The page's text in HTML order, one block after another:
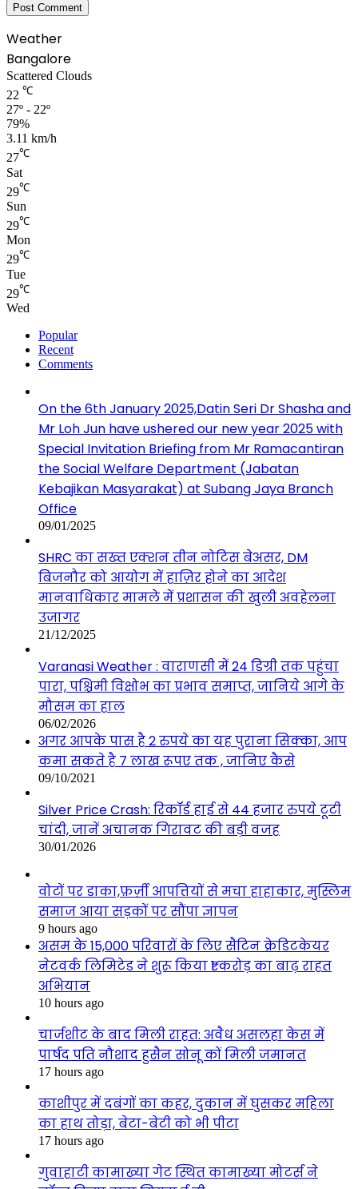
Weather
Bangalore
Scattered Clouds
22 ℃
27º - 22º
79%
3.11 km/h
27℃
Sat
29℃
Sun
29℃
Mon
29℃
Tue
29℃
Wed
Popular
Recent
Comments
On the 6th January 2025,Datin Seri Dr Shasha and
Mr Loh Jun have ushered our new year 2025 with
Special Invitation Briefing from Mr Ramacantiran
the Social Welfare Department (Jabatan
Kebajikan Masyarakat) at Subang Jaya Branch
Office
09/01/2025
SHRC का सख्त एक्शन तीन नोटिस बेअसर, DM
बिजनौर को आयोग में हाज़िर होने का आदेश
मानवाधिकार मामले में प्रशासन की खुली अवहेलना
उजागर
21/12/2025
Varanasi Weather : वाराणसी में 24 डिग्री तक पहुंचा
पारा, पश्चिमी विक्षोभ का प्रभाव समाप्त, जानिये आगे के
मौसम का हाल
06/02/2026
अगर आपके पास है 2 रुपये का यह पुराना सिक्का, आप
कमा सकते है 7 लाख रूपए तक , जानिए कैसे
09/10/2021
Silver Price Crash: रिकॉर्ड हाई से 44 हजार रुपये टूटी
चांदी, जानें अचानक गिरावट की बड़ी वजह
30/01/2026
वोटों पर डाका,फ़र्ज़ी आपत्तियों से मचा हाहाकार, मुस्लिम
समाज आया सड़कों पर सौंपा ज्ञापन
9 hours ago
असम के 15,000 परिवारों के लिए सैटिन क्रेडिटकेयर
नेटवर्क लिमिटेड ने शुरू किया ₹1 करोड़ का बाढ़ राहत
अभियान
10 hours ago
चार्जशीट के बाद मिली राहत: अवैध असलहा केस में
पार्षद पति नौशाद हुसैन सोनू कों मिली जमानत
17 hours ago
काशीपुर में दबंगों का कहर, दुकान में घुसकर महिला
का हाथ तोड़ा, बेटा-बेटी को भी पीटा
17 hours ago
गुवाहाटी कामाख्या गेट स्थित कामाख्या मोटर्स ने